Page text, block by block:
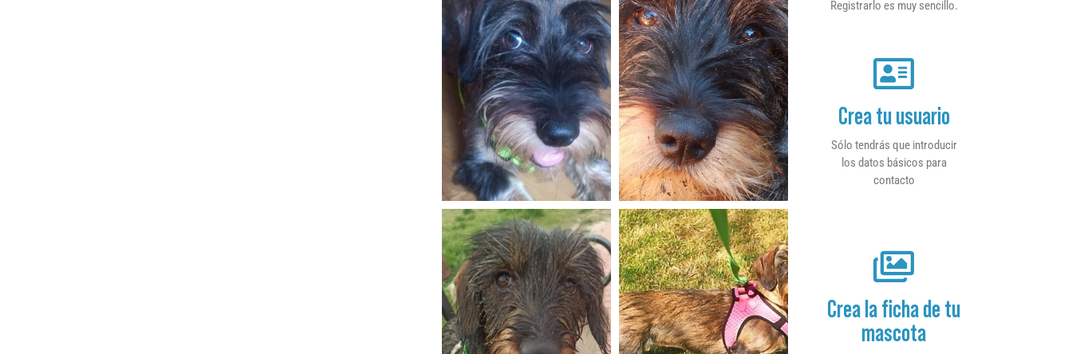
Registrarlo es muy sencillo.
Crea tu usuario
Sólo tendrás que introducir
los datos básicos para
contacto
Crea la ficha de tu
mascota